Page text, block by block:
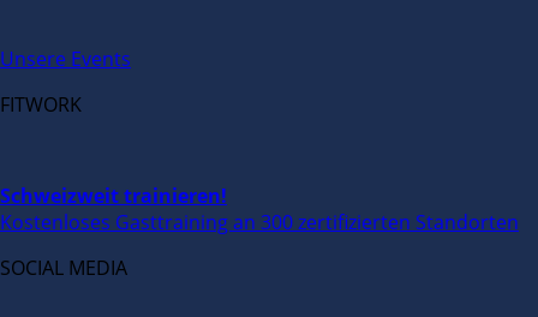
Unsere Events
FITWORK
Schweizweit trainieren!
Kostenloses Gasttraining an 300 zertifizierten Standorten
SOCIAL MEDIA